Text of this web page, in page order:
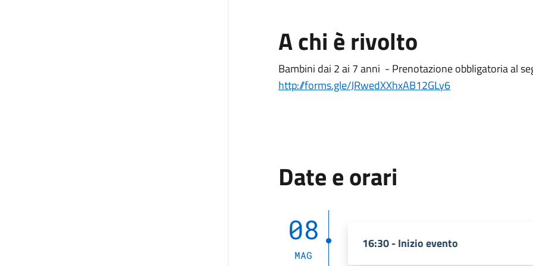
A chi è rivolto
Bambini dai 2 ai 7 anni - Prenotazione obbligatoria al
http://forms.gle/JRwedXXhxAB12GLy6
Date e orari
08
MAG
16:30 - Inizio evento